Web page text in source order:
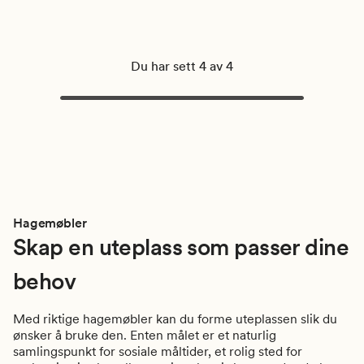
Du har sett 4 av 4
Hagemøbler
Skap en uteplass som passer dine
behov
Med riktige hagemøbler kan du forme uteplassen slik du
ønsker å bruke den. Enten målet er et naturlig
samlingspunkt for sosiale måltider, et rolig sted for